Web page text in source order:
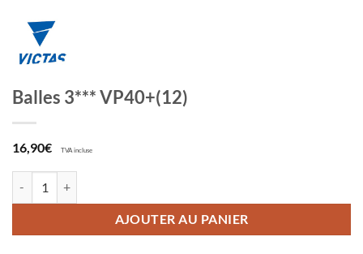
Balles 3*** VP40+(12)
16,90€ TVA incluse
AJOUTER AU PANIER